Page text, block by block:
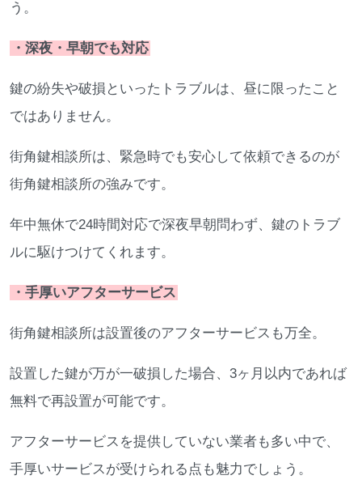
う。
・深夜・早朝でも対応
鍵の紛失や破損といったトラブルは、昼に限ったこと
ではありません。
街角鍵相談所は、緊急時でも安心して依頼できるのが
街角鍵相談所の強みです。
年中無休で24時間対応で深夜早朝問わず、鍵のトラブ
ルに駆けつけてくれます。
・手厚いアフターサービス
街角鍵相談所は設置後のアフターサービスも万全。
設置した鍵が万が一破損した場合、3ヶ月以内であれば
無料で再設置が可能です。
アフターサービスを提供していない業者も多い中で、
手厚いサービスが受けられる点も魅力でしょう。